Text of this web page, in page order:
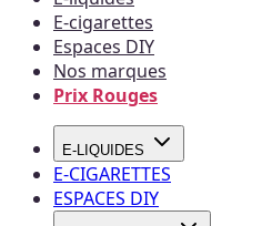
E-cigarettes
Espaces DIY
Nos marques
Prix Rouges
E-LIQUIDES
E-CIGARETTES
ESPACES DIY